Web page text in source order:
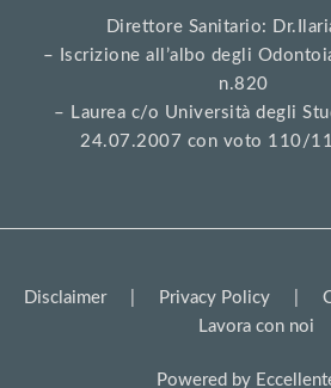
Direttore Sanitario:
– Iscrizione all’albo degli
n.820
– Laurea c/o Università degli
24.07.2007 con voto 110/
Disclaimer| Privacy Policy
Lavora con noi
Powered by